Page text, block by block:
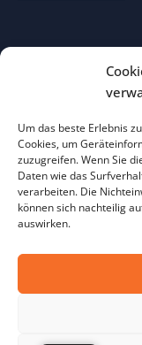
Um das beste Erlebnis
Cookies, um
zuzugreifen. Wenn Sie
Daten wie das
verarbeiten. Die
können sich nachteilig
auswirken.